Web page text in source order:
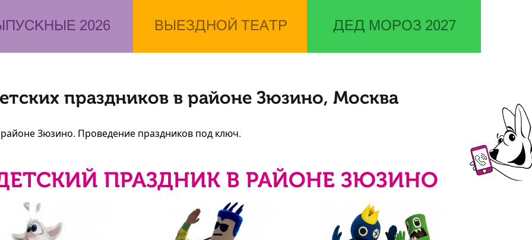
2026 ВЫЕЗДНОЙ ТЕАТР ДЕД МОРОЗ 2027
праздников в районе Зюзино, Москва
Зюзино. Проведение праздников под ключ.
ПРАЗДНИК В РАЙОНЕ ЗЮЗИНО